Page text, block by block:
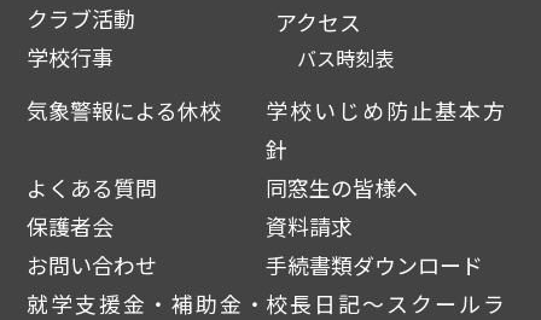
クラブ活動
学校行事
アクセス
バス時刻表
気象警報による休校
学校いじめ防止基本方
針
よくある質問
同窓生の皆様へ
保護者会
資料請求
お問い合わせ
手続書類ダウンロード
就学支援金・補助金・ 校長日記～スクールラ